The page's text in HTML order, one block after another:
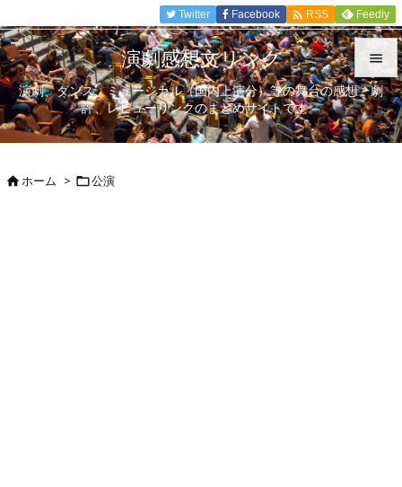


メニュ

Twitter Facebook  RSS Feedly
演劇感想文リンク
演劇、ダンス、ミュージカル（国内上演分）等の舞台の感想、劇
評、レビューリンクのまとめサイトです。
ホーム > 公演